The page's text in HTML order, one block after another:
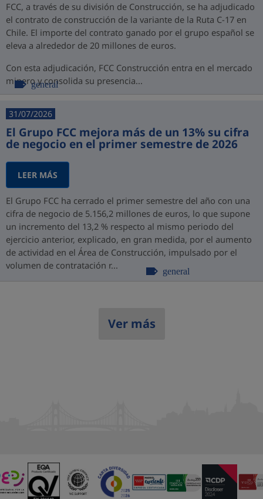
FCC, a través de su división de Construcción, se ha adjudicado
el contrato de construcción de la variante de la Ruta C-17 en
Chile. El importe del contrato ganado por el grupo español se
eleva a alrededor de 20 millones de euros.
Con esta adjudicación, FCC Construcción entra en el mercado
minero y consolida su presencia...
general
31/07/2026
El Grupo FCC mejora más de un 13% su cifra
de negocio en el primer semestre de 2026
LEER MÁS
El Grupo FCC ha cerrado el primer semestre del año con una
cifra de negocio de 5.156,2 millones de euros, lo que supone
un incremento del 13,2 % respecto al mismo periodo del
ejercicio anterior, explicado, en gran medida, por el aumento
de actividad en el Área de Construcción, impulsado por el
volumen de contratación r...
general
Ver más